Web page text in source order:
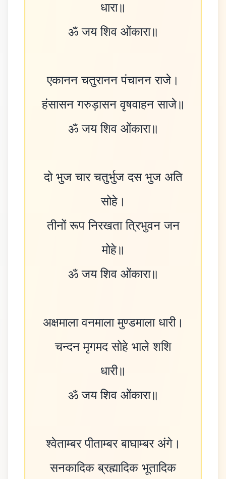
धारा॥
ॐ जय शिव ओंकारा॥
एकानन चतुरानन पंचानन राजे।
हंसासन गरुड़ासन वृषवाहन साजे॥
ॐ जय शिव ओंकारा॥
दो भुज चार चतुर्भुज दस भुज अति
सोहे।
तीनों रूप निरखता त्रिभुवन जन
मोहे॥
ॐ जय शिव ओंकारा॥
अक्षमाला वनमाला मुण्डमाला धारी।
चन्दन मृगमद सोहे भाले शशि
धारी॥
ॐ जय शिव ओंकारा॥
श्वेताम्बर पीताम्बर बाघाम्बर अंगे।
सनकादिक ब्रह्मादिक भूतादिक